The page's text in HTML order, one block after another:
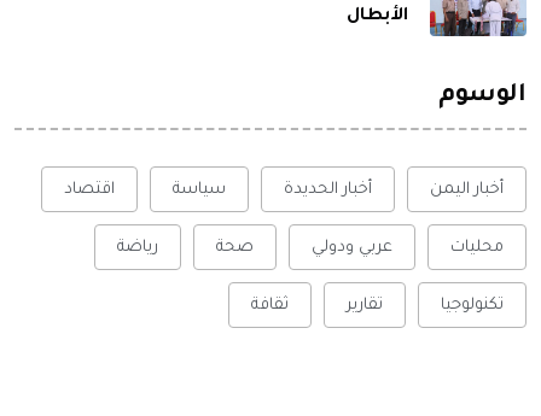
الأبطال
الوسوم
أخبار اليمن أخبار الحديدة سياسة اقتصاد
محليات عربي ودولي صحة رياضة
تكنولوجيا تقارير ثقافة